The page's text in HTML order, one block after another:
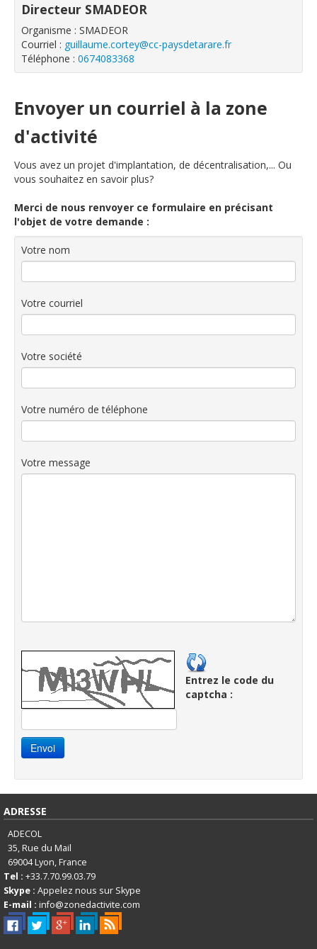
Directeur SMADEOR
Organisme : SMADEOR
Courriel : guillaume.cortey@cc-paysdetarare.fr
Téléphone : 0674083368
Envoyer un courriel à la zone
d'activité
Vous avez un projet d'implantation, de décentralisation,... Ou
vous souhaitez en savoir plus?
Merci de nous renvoyer ce formulaire en précisant
l'objet de votre demande :
Votre nom
Votre courriel
Votre société
Votre numéro de téléphone
Votre message
Entrez le code du
captcha :
ADRESSE
ADECOL
35, Rue du Mail
69004Lyon, France
Tel : +33.7.70.99.03.79
Skype : Appelez nous sur Skype
E-mail : info@zonedactivite.com